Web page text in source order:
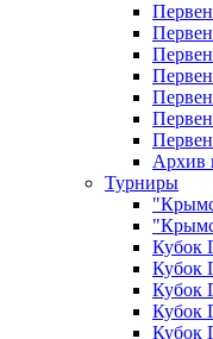
Архив
Турниры
Кубок
Кубок
Кубок
Кубок
Кубок